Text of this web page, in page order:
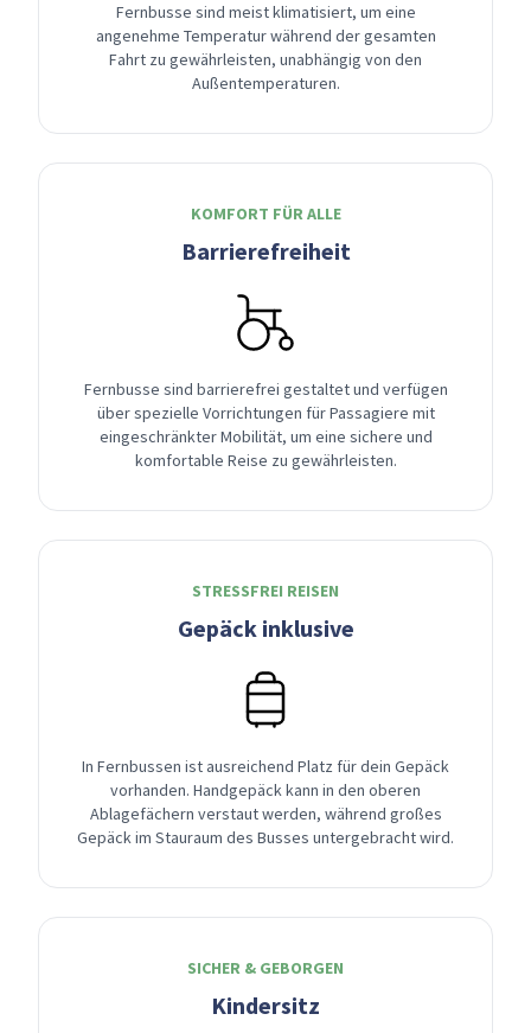
Fernbusse sind meist klimatisiert, um eine
angenehme Temperatur während der gesamten
Fahrt zu gewährleisten, unabhängig von den
Außentemperaturen.
KOMFORT FÜR ALLE
Barrierefreiheit
Fernbusse sind barrierefrei gestaltet und verfügen
über spezielle Vorrichtungen für Passagiere mit
eingeschränkter Mobilität, um eine sichere und
komfortable Reise zu gewährleisten.
STRESSFREI REISEN
Gepäck inklusive
In Fernbussen ist ausreichend Platz für dein Gepäck
vorhanden. Handgepäck kann in den oberen
Ablagefächern verstaut werden, während großes
Gepäck im Stauraum des Busses untergebracht wird.
SICHER & GEBORGEN
Kindersitz